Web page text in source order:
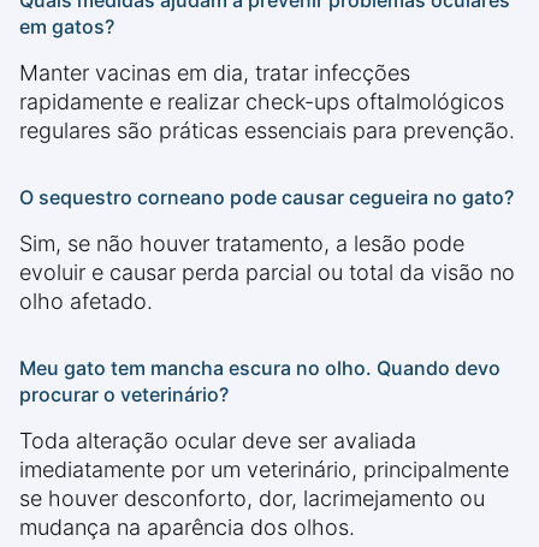
em gatos?
Manter vacinas em dia, tratar infecções
rapidamente e realizar check-ups oftalmológicos
regulares são práticas essenciais para prevenção.
O sequestro corneano pode causar cegueira no gato?
Sim, se não houver tratamento, a lesão pode
evoluir e causar perda parcial ou total da visão no
olho afetado.
Meu gato tem mancha escura no olho. Quando devo
procurar o veterinário?
Toda alteração ocular deve ser avaliada
imediatamente por um veterinário, principalmente
se houver desconforto, dor, lacrimejamento ou
mudança na aparência dos olhos.